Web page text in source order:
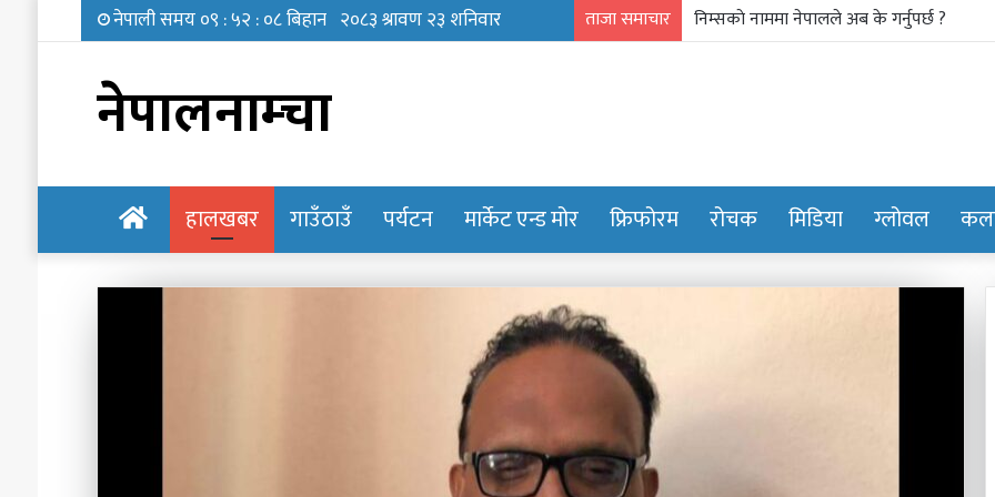
ताजा समाचार गाउँ पर्यटन प्रवर्द्धन मञ्च-नेपालकाे गण्डकी
नेपालनाम्चा
होमपेजहालखबर गाउँठाउँ पर्यटन मार्केट एन्ड मोर फ्रिफोरम रोचक मिडिया ग्लोवल
व्यक्तित्व,